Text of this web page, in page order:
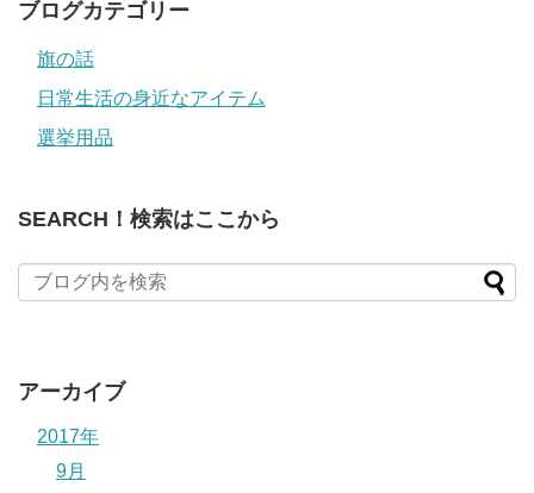
ブログカテゴリー
旗の話
日常生活の身近なアイテム
選挙用品
SEARCH！検索はここから
アーカイブ
2017年
9月